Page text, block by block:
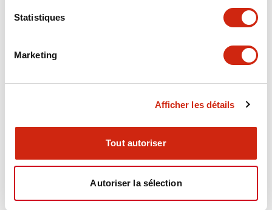
Statistiques
Marketing
Afficher les détails
Tout autoriser
Autoriser la sélection
Functional Specifications
Mounting and Installation Specifications
Documents et fichiers